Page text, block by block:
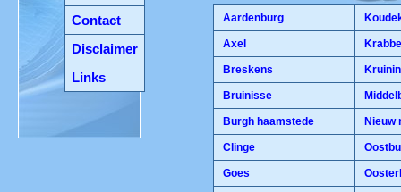
Contact
Disclaimer
Links
Aardenburg
Axel
Breskens
Bruinisse
Burgh haamstede Nieuw
Clinge
Goes